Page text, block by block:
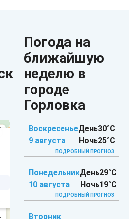
Погода на
ближайшую
неделю в
городе
Горловка
Воскресенье
9 августа
День30°C
Ночь25°C
ПОДРОБНЫЙ ПРОГНОЗ
Понедельник
10 августа
День29°C
Ночь19°C
ПОДРОБНЫЙ ПРОГНОЗ
Вторник